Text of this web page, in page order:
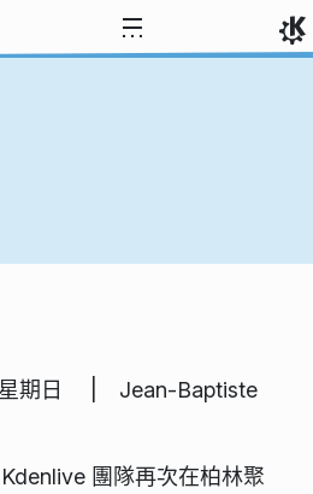
星期日 | Jean-Baptiste
團隊再次在柏林聚